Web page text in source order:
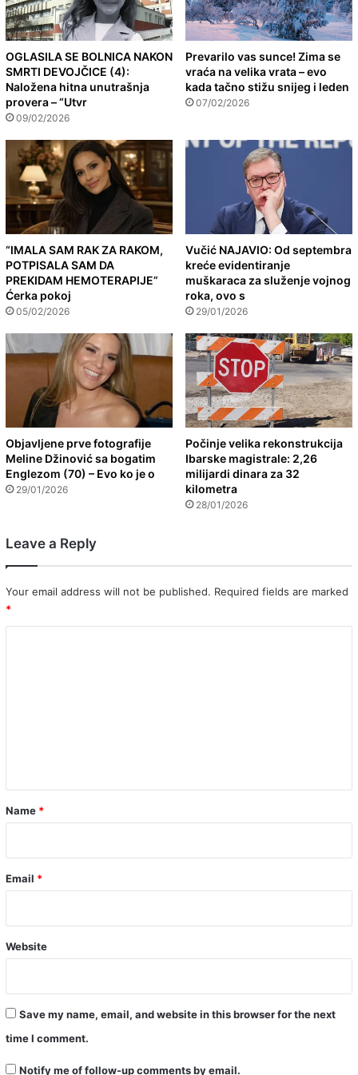
OGLASILA SE BOLNICA NAKON
SMRTI DEVOJČICE (4):
Naložena hitna unutrašnja
provera – “Utvr
09/02/2026
Prevarilo vas sunce! Zima se
vraća na velika vrata – evo
kada tačno stižu snijeg i leden
07/02/2026
“IMALA SAM RAK ZA RAKOM,
POTPISALA SAM DA
PREKIDAM HEMOTERAPIJE”
Ćerka pokoj
05/02/2026
Vučić NAJAVIO: Od septembra
kreće evidentiranje
muškaraca za služenje vojnog
roka, ovo s
29/01/2026
Objavljene prve fotografije
Meline Džinović sa bogatim
Englezom (70) – Evo ko je o
29/01/2026
Počinje velika rekonstrukcija
Ibarske magistrale: 2,26
milijardi dinara za 32
kilometra
28/01/2026
Leave a Reply
Your email address will not be published. Required fields are marked
*
*
Name *
Email *
Website
Save my name, email, and website in this browser for the next
time I comment.
Notify me of follow-up comments by email.